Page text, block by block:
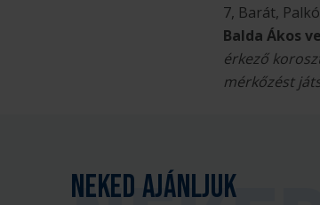
7, Barát,
Balda Ákos
érkező
mérkőzést
Neked ajánljuk